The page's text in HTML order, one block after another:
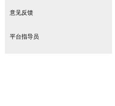
意见反馈
平台指导员